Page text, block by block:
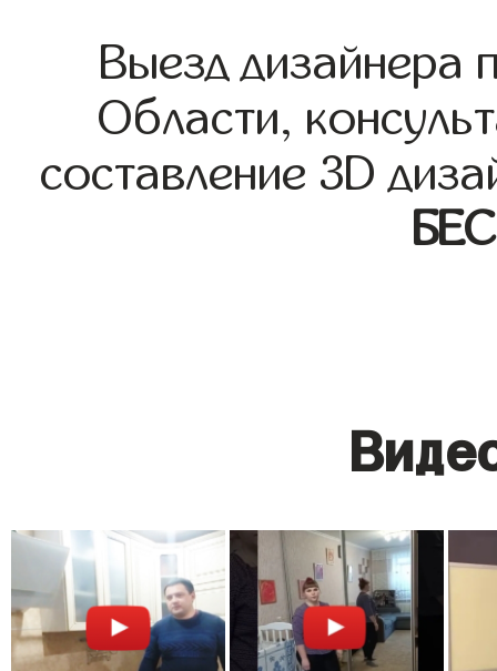
Выезд дизайнера
Области,
составление 3D